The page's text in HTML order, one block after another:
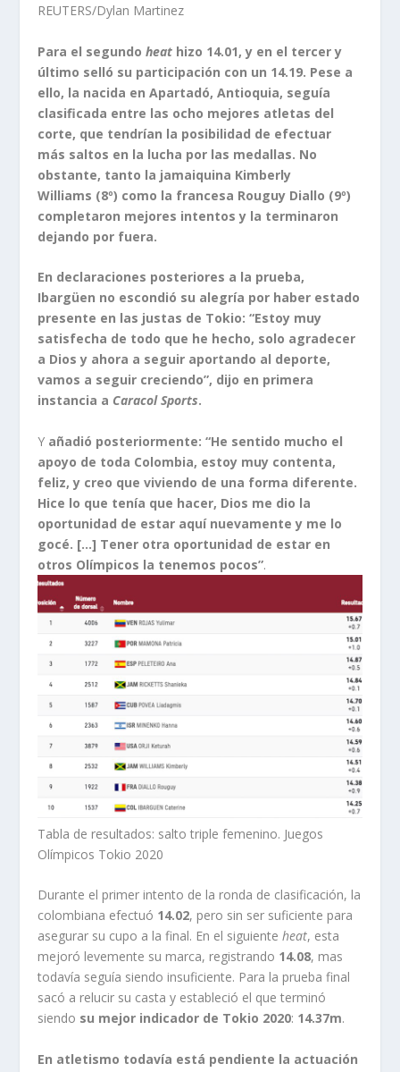
REUTERS/Dylan Martinez
Para el segundoheat hizo 14.01, y en el tercer y
último selló su participación con un 14.19. Pese a
ello, la nacida en Apartadó, Antioquia, seguía
clasificada entre las ocho mejores atletas del
corte, que tendrían la posibilidad de efectuar
más saltos en la lucha por las medallas. No
obstante, tanto la jamaiquina Kimberly
Williams (8º) como la francesa Rouguy Diallo (9º)
completaron mejores intentos y la terminaron
dejando por fuera.
En declaraciones posteriores a la prueba,
Ibargüen no escondió su alegría por haber estado
presente en las justas de Tokio: “Estoy muy
satisfecha de todo que he hecho, solo agradecer
a Dios y ahora a seguir aportando al deporte,
vamos a seguir creciendo”, dijo en primera
instancia a Caracol Sports.
Y añadió posteriormente: “He sentido mucho el
apoyo de toda Colombia, estoy muy contenta,
feliz, y creo que viviendo de una forma diferente.
Hice lo que tenía que hacer, Dios me dio la
oportunidad de estar aquí nuevamente y me lo
gocé. […] Tener otra oportunidad de estar en
otros Olímpicos la tenemos pocos”.
Tabla de resultados: salto triple femenino. Juegos
Olímpicos Tokio 2020
Durante el primer intento de la ronda de clasificación, la
colombiana efectuó 14.02, pero sin ser suficiente para
asegurar su cupo a la final. En el siguienteheat, esta
mejoró levemente su marca, registrando 14.08, mas
todavía seguía siendo insuficiente. Para la prueba final
sacó a relucir su casta y estableció el que terminó
siendo su mejor indicador de Tokio 2020: 14.37m.
En atletismo todavía está pendiente la actuación